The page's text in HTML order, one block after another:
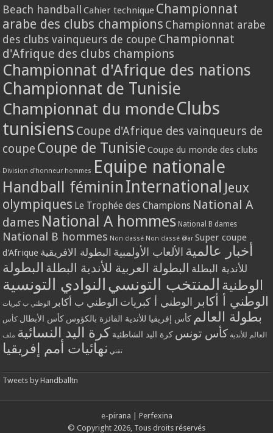
Beach handball Cahier technique Championnat
arabe des clubs champions Championnat arabe
des clubs vainqueurs de coupe Championnat
d'Afrique des clubs champions
Championnat d'Afrique des nations
Championnat de Tunisie
Championnat du monde Clubs
tunisiens Coupe d'Afrique des vainqueurs de
coupe Coupe de Tunisie Coupe du monde des clubs
Division d'honneur hommes Equipe nationale
Handball féminin International Jeux
olympiques Le Trophée des Champions National A
dames National A hommes National B dames
National B hommes Non classé Non classé @ar Super coupe
d'Afrique
أخبار عالمية الألعاب الأولمبية البطولة الافريقية
للأندية البطلة البطولة العربية للأندية البطلة البطولة
الوطنية المنتخب التونسي النوادي التونسية
الوطني أ أكابر الوطني أ كبريات الوطني ب أكابر الوطني ب كبريات
بطولة العالم كأس إفريقيا للأندية الفائزة بالكؤوس كأس الأبطال كأس
العالم للأندية كأس تونس كرة اليد الشاطئية كرة اليد النسائية ملف
تقني نهائيات أمم إفريقيا
Tweets by Handballtn
e-pirana
Perfexina
© Copyright 2026, Tous droits réservés